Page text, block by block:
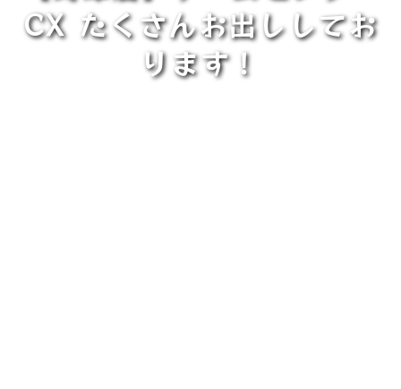
CX たくさんお出ししてお
ります！